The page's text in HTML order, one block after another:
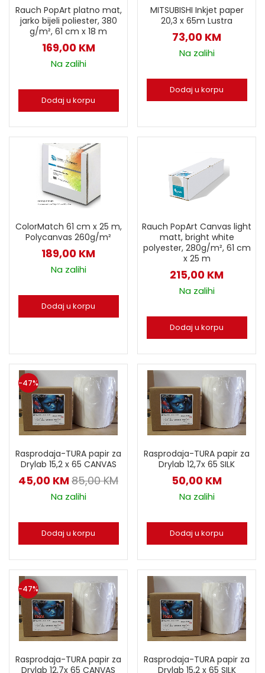
Rauch PopArt platno mat,
jarko bijeli poliester, 380
g/m², 61 cm x 18 m
169,00 KM
Na zalihi
Dodaj u korpu
MITSUBISHI Inkjet paper
20,3 x 65m Lustra
73,00 KM
Na zalihi
Dodaj u korpu
ColorMatch 61 cm x 25 m,
Polycanvas 260g/m²
189,00 KM
Na zalihi
Dodaj u korpu
Rauch PopArt Canvas light
matt, bright white
polyester, 280g/m², 61 cm
x 25 m
215,00 KM
Na zalihi
Dodaj u korpu
-47%
Rasprodaja-TURA papir za
Drylab 15,2 x 65 CANVAS
45,00 KM85,00KM
Na zalihi
Dodaj u korpu
Rasprodaja-TURA papir za
Drylab 12,7x 65 SILK
50,00 KM
Na zalihi
Dodaj u korpu
-47%
Rasprodaja-TURA papir za
Drylab 12,7x 65 CANVAS
Rasprodaja-TURA papir za
Drylab 15,2 x 65 SILK